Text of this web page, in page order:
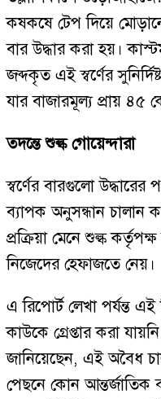
কষকষে টেপ দিয়ে
বার উদ্ধার করা হয়।
জব্দকৃত এই স্বর্ণের
যার বাজারমূল্য প্রায় ৪৫
তদন্তে শুল্ক গোয়েন্দারা
স্বর্ণের বারগুলো
ব্যাপক অনুসন্ধান চালান
প্রক্রিয়া মেনে শুল্ক
নিজেদের হেফাজতে নেয়।
এ রিপোর্ট লেখা পর্যন্ত
কাউকে গ্রেপ্তার করা
জানিয়েছেন, এই অবৈধ
পেছনে কোন আন্তর্জাতিক